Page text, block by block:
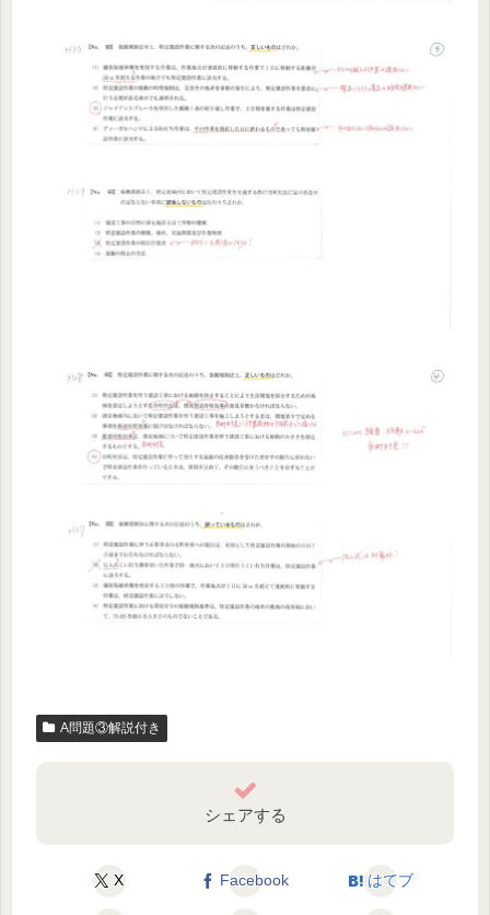
A問題③解説付き
シェアする
X Facebook はてブ